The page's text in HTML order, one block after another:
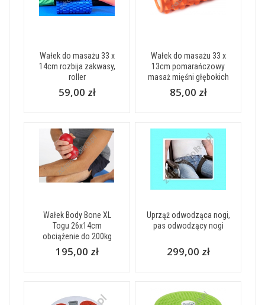
Wałek do masażu 33 x
14cm rozbija zakwasy,
roller
59,00 zł
Wałek do masażu 33 x
13cm pomarańczowy
masaż mięśni głębokich
85,00 zł
Wałek Body Bone XL
Togu 26x14cm
obciążenie do 200kg
195,00 zł
Uprząż odwodząca nogi,
pas odwodzący nogi
299,00 zł